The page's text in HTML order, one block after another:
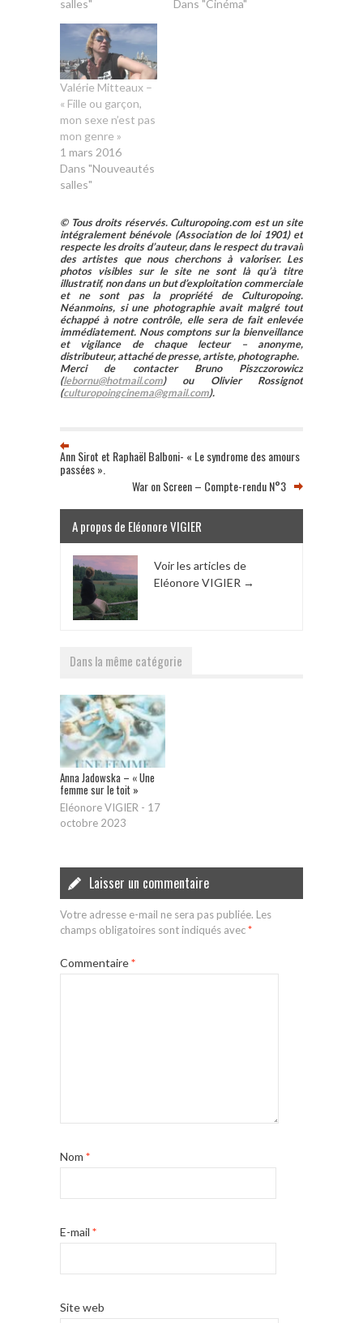
salles" Dans "Cinéma"
Valérie Mitteaux –
« Fille ou garçon,
mon sexe n’est pas
mon genre »
1 mars 2016
Dans "Nouveautés
salles"
© Tous droits réservés. Culturopoing.com est un site
intégralement bénévole (Association de loi 1901) et
respecte les droits d’auteur, dans le respect du travail
des artistes que nous cherchons à valoriser. Les
photos visibles sur le site ne sont là qu’à titre
illustratif, non dans un but d’exploitation commerciale
et ne sont pas la propriété de Culturopoing.
Néanmoins, si une photographie avait malgré tout
échappé à notre contrôle, elle sera de fait enlevée
immédiatement. Nous comptons sur la bienveillance
et vigilance de chaque lecteur – anonyme,
distributeur, attaché de presse, artiste, photographe.
Merci de contacter Bruno Piszczorowicz
(lebornu@hotmail.com) ou Olivier Rossignot
(culturopoingcinema@gmail.com).
Ann Sirot et Raphaël Balboni- « Le syndrome des amours
passées ».
War on Screen – Compte-rendu N°3
A propos de Eléonore VIGIER
Voir les articles de
Eléonore VIGIER →
Dans la même catégorie
Anna Jadowska – « Une
femme sur le toit »
Eléonore VIGIER - 17
octobre 2023
Laisser un commentaire
Votre adresse e-mail ne sera pas publiée. Les
champs obligatoires sont indiqués avec*
Commentaire*
Nom *
E-mail *
Site web